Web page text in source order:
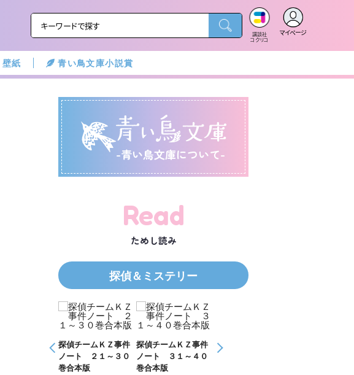
講談社
コクリコ
マイページ
壁紙 青い鳥文庫小説賞
-青い鳥文庫について-
Read
ためし読み
探偵＆ミステリー
探偵チームＫＺ事件
ノート ２１～３０
探偵チームＫＺ事件
ノート ３１～４０
巻合本版
探偵チームＫＺ事件
ノート １１～２０
巻合本版